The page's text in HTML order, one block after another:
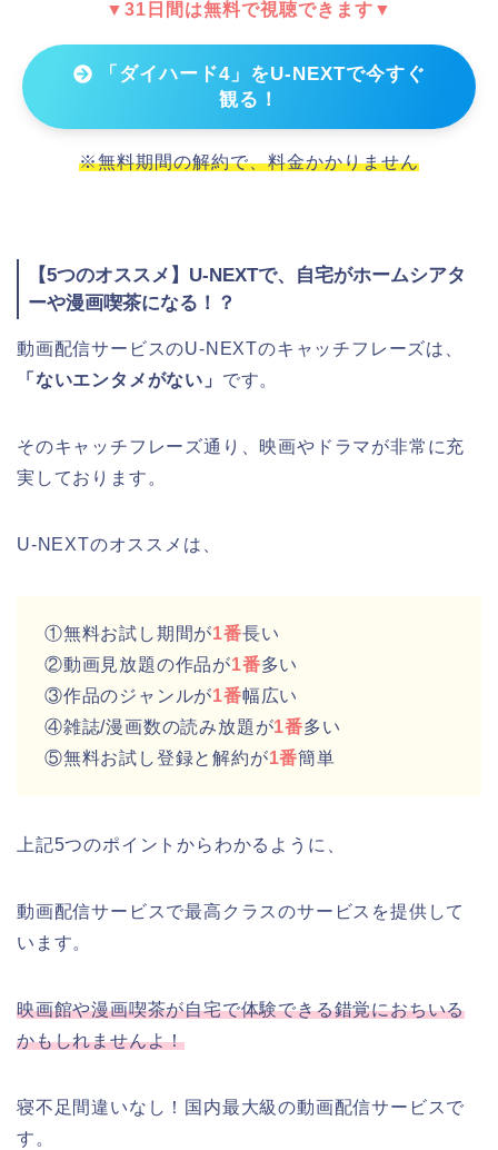
▼31日間は無料で視聴できます▼
「ダイハード4」をU-NEXTで今すぐ
観る！
※無料期間の解約で、料金かかりません
【5つのオススメ】U-NEXTで、自宅がホームシアタ
ーや漫画喫茶になる！？
動画配信サービスのU-NEXTのキャッチフレーズは、
「ないエンタメがない」 です。
そのキャッチフレーズ通り、映画やドラマが非常に充
実しております。
U-NEXTのオススメは、
①無料お試し期間が1番長い
②動画見放題の作品が1番多い
③作品のジャンルが1番幅広い
④雑誌/漫画数の読み放題が1番多い
⑤無料お試し登録と解約が1番簡単
上記5つのポイントからわかるように、
動画配信サービスで最高クラスのサービスを提供して
います。
映画館や漫画喫茶が自宅で体験できる錯覚におちいる
かもしれませんよ！
寝不足間違いなし！国内最大級の動画配信サービスで
す。